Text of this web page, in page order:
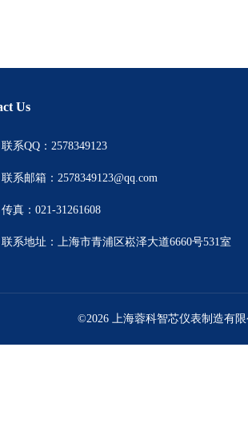
Us
联系QQ：2578349123
联系邮箱：2578349123@qq.com
传真：021-31261608
联系地址：上海市青浦区崧泽大道6660号531室
©2026 上海蓉科智芯仪表制造有